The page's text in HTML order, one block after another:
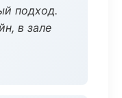
подход.
в зале